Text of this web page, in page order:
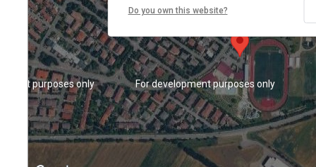
For development purposes only
purposes only
Do you own this website?